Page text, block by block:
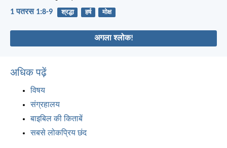
1 पतरस 1:8-9 श्रद्धा हर्ष मोक्ष
अगला श्लोक!
अधिक पढ़ें
विषय
संग्रहालय
बाइबिल की किताबें
सबसे लोकप्रिय छंद